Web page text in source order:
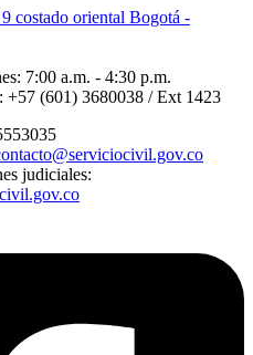
costado oriental Bogotá -
7:00 a.m. - 4:30 p.m.
+57 (601) 3680038 / Ext 1423
judiciales: